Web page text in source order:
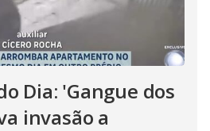
Dia: 'Gangue dos
invasão a